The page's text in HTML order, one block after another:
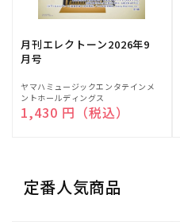
月刊エレクトーン2026年9
月号
販
売
元:
ヤマハミュージックエンタテインメ
ントホールディングス
通常価格
1,430 円（税込）
定番人気商品